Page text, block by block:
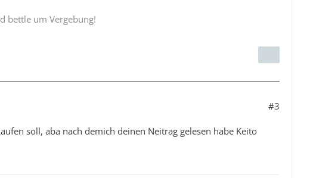
bettle um Vergebung!
#3
soll, aba nach demich deinen Neitrag gelesen habe Keito